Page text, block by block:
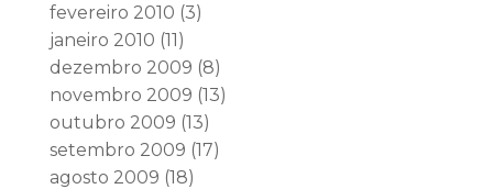
fevereiro 2010 (3)
janeiro 2010 (11)
dezembro 2009 (8)
novembro 2009 (13)
outubro 2009 (13)
setembro 2009 (17)
agosto 2009 (18)